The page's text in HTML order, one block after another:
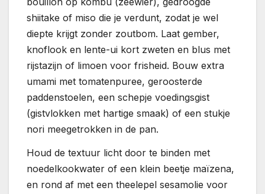
shiitake of miso die je verdunt, zodat je wel
diepte krijgt zonder zoutbom. Laat gember,
knoflook en lente-ui kort zweten en blus met
rijstazijn of limoen voor frisheid. Bouw extra
umami met tomatenpuree, geroosterde
paddenstoelen, een schepje voedingsgist
(gistvlokken met hartige smaak) of een stukje
nori meegetrokken in de pan.
Houd de textuur licht door te binden met
noedelkookwater of een klein beetje maïzena,
en rond af met een theelepel sesamolie voor